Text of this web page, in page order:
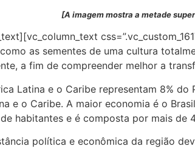
[A imagem mostra a metade
as sementes de uma cultura
a fim de compreender melhor a
Latina e o Caribe representam 8%
e o Caribe. A maior economia é o
habitantes e é composta por mais de
política e econômica da região